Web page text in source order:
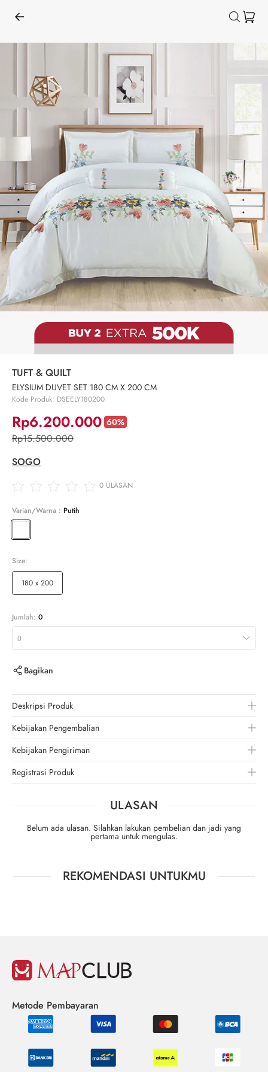
TUFT & QUILT
ELYSIUM DUVET SET 180 CM X 200 CM
Kode Produk: DSEELY180200
Rp6.200.000 60%
Rp15.500.000
SOGO
0 ULASAN
Varian/Warna : Putih
Size:
180 x 200
Jumlah: 0
0
Bagikan
Deskripsi Produk
Kebijakan Pengembalian
Kebijakan Pengiriman
Registrasi Produk
ULASAN
Belum ada ulasan. Silahkan lakukan pembelian dan jadi yang
pertama untuk mengulas.
REKOMENDASI UNTUKMU
Metode Pembayaran